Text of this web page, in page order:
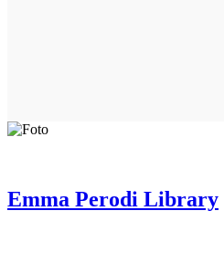
Emma Perodi Library